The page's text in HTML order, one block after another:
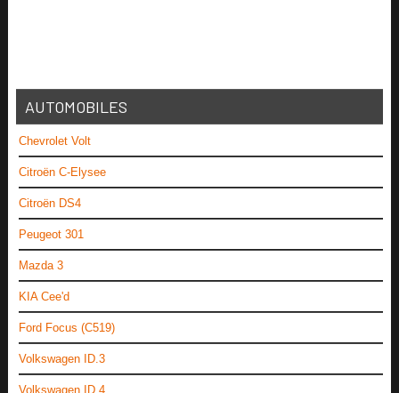
AUTOMOBILES
Chevrolet Volt
Citroën C-Elysee
Citroën DS4
Peugeot 301
Mazda 3
KIA Cee'd
Ford Focus (C519)
Volkswagen ID.3
Volkswagen ID.4